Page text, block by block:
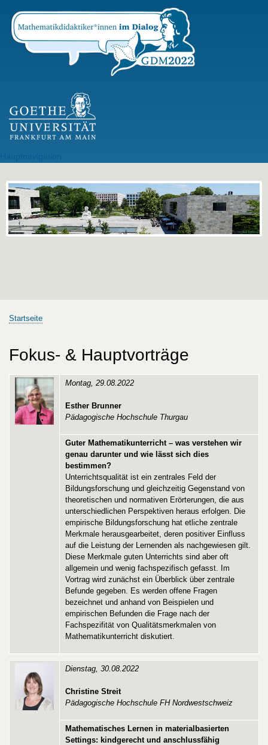
Inhalt
GU Logo
Startseite
Fokus- & Hauptvorträge
Montag, 29.08.2022
Esther Brunner
Pädagogische Hochschule Thurgau
Guter Mathematikunterricht – was verstehen wir
genau darunter und wie lässt sich dies
bestimmen?
Unterrichtsqualität ist ein zentrales Feld der
Bildungsforschung und gleichzeitig Gegenstand von
theoretischen und normativen Erörterungen, die aus
unterschiedlichen Perspektiven heraus erfolgen. Die
empirische Bildungsforschung hat etliche zentrale
Merkmale herausgearbeitet, deren positiver Einfluss
auf die Leistung der Lernenden als nachgewiesen gilt.
Diese Merkmale guten Unterrichts sind aber oft
allgemein und wenig fachspezifisch gefasst. Im
Vortrag wird zunächst ein Überblick über zentrale
Befunde gegeben. Es werden offene Fragen
bezeichnet und anhand von Beispielen und
empirischen Befunden die Frage nach der
Fachspezifität von Qualitätsmerkmalen von
Mathematikunterricht diskutiert.
Dienstag, 30.08.2022
Christine Streit
Pädagogische Hochschule FH Nordwestschweiz
Mathematisches Lernen in materialbasierten
Settings: kindgerecht und anschlussfähig